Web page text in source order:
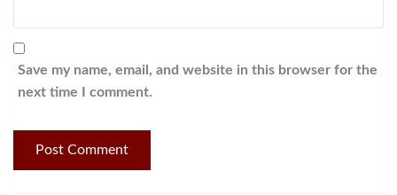
Save my name, email, and website in this browser for the
next time I comment.